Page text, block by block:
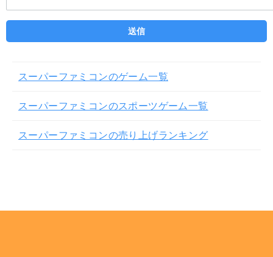
スーパーファミコンのゲーム一覧
スーパーファミコンのスポーツゲーム一覧
スーパーファミコンの売り上げランキング